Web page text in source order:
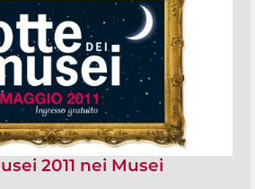
2011 nei Musei